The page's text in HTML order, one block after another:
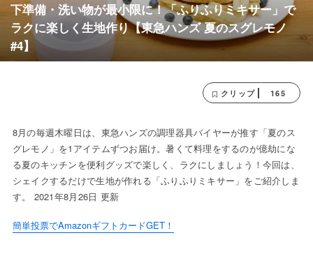
下準備・洗い物が最小限に！「ふりふりミキサー」で
ラクに楽しく生地作り【東急ハンズ 夏のスグレモノ
#4】
クリップ 165
8月の毎週木曜日は、東急ハンズの調理器具バイヤーが推す「夏のス
グレモノ」を1アイテムずつお届け。暑くて料理をするのが億劫にな
る夏のキッチンを便利グッズで楽しく、ラクにしましょう！今回は、
シェイクするだけで生地が作れる「ふりふりミキサー」をご紹介しま
す。 2021年8月26日 更新
簡単投票でAmazonギフトカードGET！